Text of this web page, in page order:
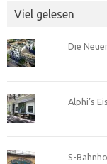
Viel gelesen
Die
Alphi’s Eis
S-